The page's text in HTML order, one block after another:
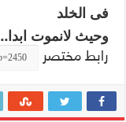
فى الخلد
وحيث لانموت ابدا..
رابط مختصر